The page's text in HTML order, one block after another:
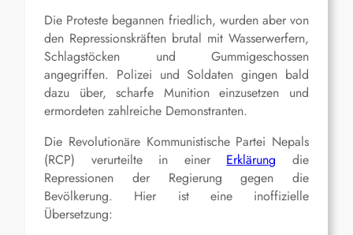
Die Proteste begannen friedlich, wurden aber von
den Repressionskräften brutal mit Wasserwerfern,
Schlagstöcken und Gummigeschossen
angegriffen. Polizei und Soldaten gingen bald
dazu über, scharfe Munition einzusetzen und
ermordeten zahlreiche Demonstranten.
Die Revolutionäre Kommunistische Partei Nepals
(RCP) verurteilte in einer Erklärung die
Repressionen der Regierung gegen die
Bevölkerung. Hier ist eine inoffizielle
Übersetzung: